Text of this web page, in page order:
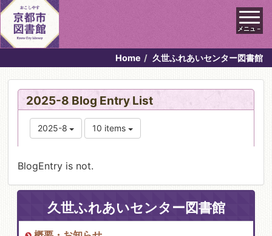
メニュ－
Home 久世ふれあいセンター図書館
2025-8 Blog Entry List
2025-8 10 items
BlogEntry is not.
久世ふれあいセンター図書館